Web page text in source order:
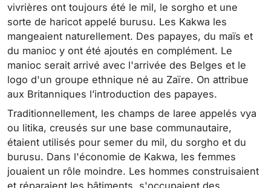
vivrières ont toujours été le mil, le sorgho et une
sorte de haricot appelé burusu. Les Kakwa les
mangeaient naturellement. Des papayes, du maïs et
du manioc y ont été ajoutés en complément. Le
manioc serait arrivé avec l'arrivée des Belges et le
logo d'un groupe ethnique né au Zaïre. On attribue
aux Britanniques l’introduction des papayes.
Traditionnellement, les champs de laree appelés vya
ou litika, creusés sur une base communautaire,
étaient utilisés pour semer du mil, du sorgho et du
burusu. Dans l'économie de Kakwa, les femmes
jouaient un rôle moindre. Les hommes construisaient